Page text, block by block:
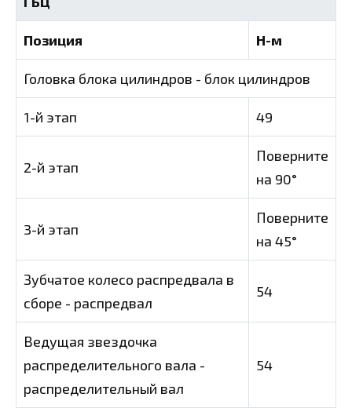
Позиция Н-м
Головка блока цилиндров - блок цилиндров
1-й этап 49
2-й этап
Поверните
на 90°
3-й этап
Поверните
на 45°
Зубчатое колесо распредвала в
сборе - распредвал
54
Ведущая звездочка
распределительного вала -
распределительный вал
54